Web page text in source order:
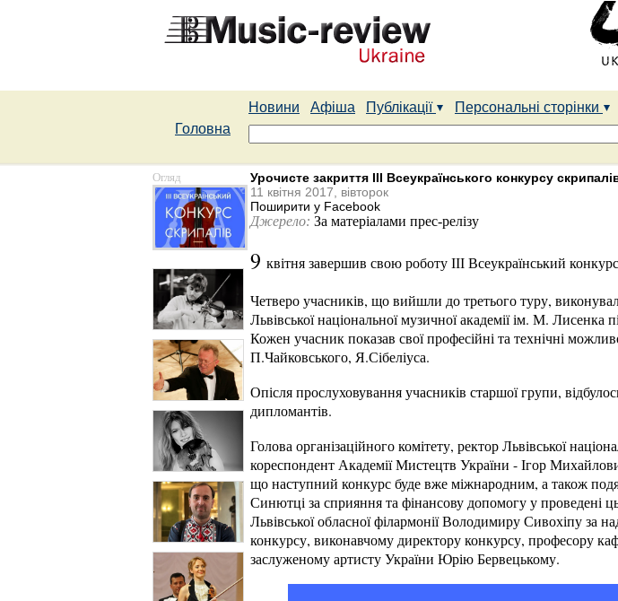
Новини Афіша Публікації Персональні сторінки
Головна
Огляд
Урочисте закриття ІІІ Всеукраїнського конкурсу
11 квітня 2017, вівторок
Поширити у Facebook
Джерело: За матеріалами прес-релізу
9 квітня завершив свою роботу ІІІ Всеукраїнський
Четверо учасників, що вийшли до третього туру,
Львівської національної музичної академії ім. М.
Кожен учасник показав свої професійні та технічні
П.Чайковського, Я.Сібеліуса.
Опісля прослуховування учасників старшої групи,
дипломантів.
Голова організаційного комітету, ректор Львівської
кореспондент Академії Мистецтв України - Ігор
що наступний конкурс буде вже міжнародним, а також
Синютці за сприяння та фінансову допомогу у проведені
Львівської обласної філармонії Володимиру Сивохіпу за
конкурсу, виконавчому директору конкурсу, професору
заслуженому артисту України Юрію Бервецькому.